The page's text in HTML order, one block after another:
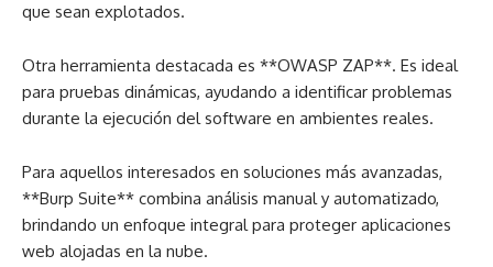
que sean explotados.
Otra herramienta destacada es **OWASP ZAP**. Es ideal
para pruebas dinámicas, ayudando a identificar problemas
durante la ejecución del software en ambientes reales.
Para aquellos interesados en soluciones más avanzadas,
**Burp Suite** combina análisis manual y automatizado,
brindando un enfoque integral para proteger aplicaciones
web alojadas en la nube.